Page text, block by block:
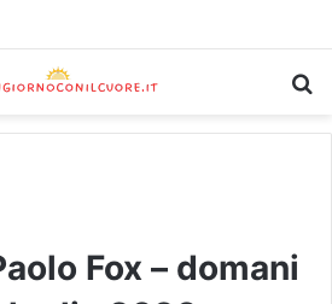
Fox – domani